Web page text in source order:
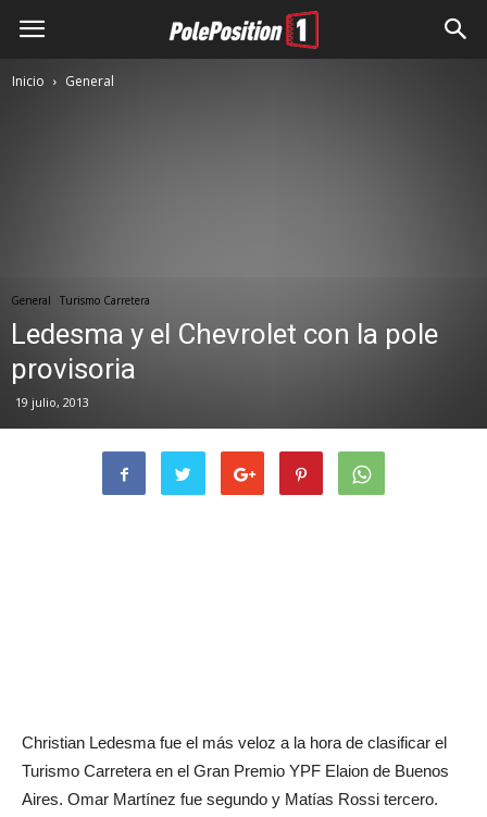
Inicio General
General Turismo Carretera
Ledesma y el Chevrolet con la pole
provisoria
19 julio, 2013
Christian Ledesma fue el más veloz a la hora de clasificar el
Turismo Carretera en el Gran Premio YPF Elaion de Buenos
Aires. Omar Martínez fue segundo y Matías Rossi tercero.